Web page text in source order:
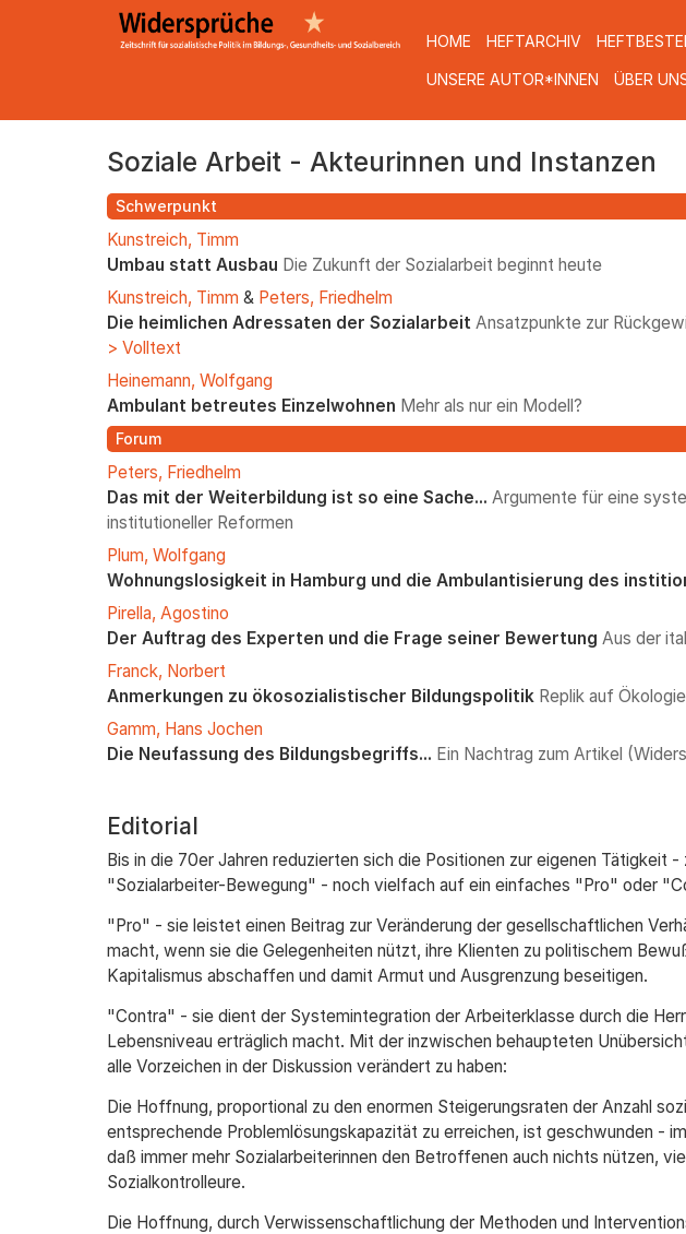
HOME HEFTARCHIV
UNSERE AUTOR*INNEN ÜBER
Soziale Arbeit - Akteurinnen und Instanzen
Schwerpunkt
Kunstreich, Timm
Umbau statt Ausbau Die Zukunft der Sozialarbeit beginnt heute
Kunstreich, Timm & Peters, Friedhelm
Die heimlichen Adressaten der Sozialarbeit Ansatzpunkte zur
> Volltext
Heinemann, Wolfgang
Ambulant betreutes Einzelwohnen Mehr als nur ein Modell?
Forum
Peters, Friedhelm
Das mit der Weiterbildung ist so eine Sache... Argumente für eine
institutioneller Reformen
Plum, Wolfgang
Wohnungslosigkeit in Hamburg und die Ambulantisierung des
Pirella, Agostino
Der Auftrag des Experten und die Frage seiner Bewertung Aus der
Franck, Norbert
Anmerkungen zu ökosozialistischer Bildungspolitik Replik auf
Gamm, Hans Jochen
Die Neufassung des Bildungsbegriffs... Ein Nachtrag zum Artikel
Editorial
Bis in die 70er Jahren reduzierten sich die Positionen zur eigenen Tätigkeit
"Sozialarbeiter-Bewegung" - noch vielfach auf ein einfaches "Pro" oder
"Pro" - sie leistet einen Beitrag zur Veränderung der gesellschaftlichen
macht, wenn sie die Gelegenheiten nützt, ihre Klienten zu politischem
Kapitalismus abschaffen und damit Armut und Ausgrenzung beseitigen.
"Contra" - sie dient der Systemintegration der Arbeiterklasse durch die
Lebensniveau erträglich macht. Mit der inzwischen behaupteten
alle Vorzeichen in der Diskussion verändert zu haben:
Die Hoffnung, proportional zu den enormen Steigerungsraten der Anzahl
entsprechende Problemlösungskapazität zu erreichen, ist geschwunden -
daß immer mehr Sozialarbeiterinnen den Betroffenen auch nichts nützen,
Sozialkontrolleure.
Die Hoffnung, durch Verwissenschaftlichung der Methoden und